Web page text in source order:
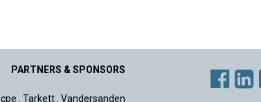
PARTNERS & SPONSORS
cpe . Tarkett. Vandersanden